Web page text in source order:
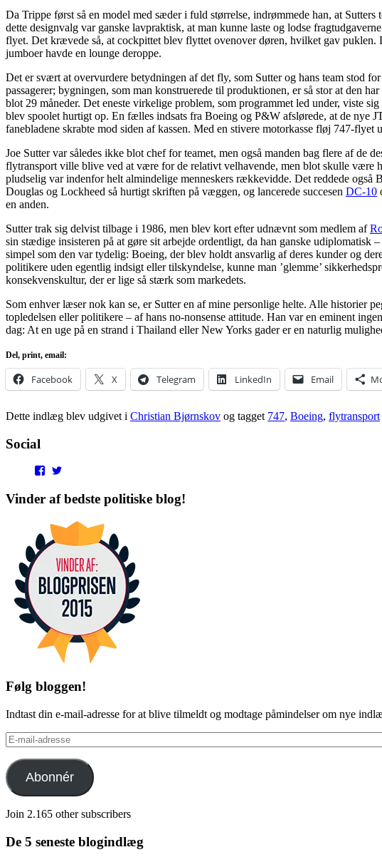
Da Trippe først så en model med sæder i fuld størrelse, indrømmede han, at
dette designvalg var ganske lavpraktisk, at man kunne laste og lodse
flyet. Det krævede så, at cockpittet blev flyttet ovenover døren, hvilket gav puklen.
jumboer havde en lounge deroppe.
Det er svært at overvurdere betydningen af det fly, som Sutter og hans team stod
passagerer; bygningen, som man konstruerede til produktionen, er så stor at den
blot 29 måneder. Det eneste virkelige problem, som programmet led under, viste
blev spoolet hurtigt op. En fælles indsats fra Boeing og P&W afslørede, at de nye
fanebladene skrabte mod siden af kassen. Med en stivere motorkasse fløj 747-flyet
Joe Sutter var således ikke blot chef for teamet, men også manden bag flere af de
flytransport ville blive ved at være for de relativt velhavende, men blot skulle være
pludselig var indenfor helt almindelige menneskers rækkevidde. Det reddede
Douglas og Lockheed så hurtigt skriften på væggen, og lancerede succesen DC-10
en anden.
Sutter trak sig delvist tilbage i 1986, men blev kort efter udnævnt som medlem af
sin stædige insisteren på at gøre sit arbejde ordentligt, da han ganske udiplomatisk
simpel som den var tydelig: Boeing, der blev holdt ansvarlig af deres kunder og
politikere uden egentlig indsigt eller tilskyndelse, kunne man ’glemme’
konsekvenskultur, der er lige så stærk som markedets.
Som enhver læser nok kan se, er Sutter en af mine personlige helte. Alle historier
topledelsen eller politikere – af hans no-nonsense attitude. Han var en eminent
dag: At en uge på en strand i Thailand eller New Yorks gader er en naturlig
Del, print, email:
Facebook X Telegram LinkedIn Email
Dette indlæg blev udgivet i Christian Bjørnskov og tagget 747, Boeing, flytransport
Social
View
profile
on
profile
on
Vinder af bedste politiske blog!
Følg bloggen!
Indtast din e-mail-adresse for at blive tilmeldt og modtage påmindelser om nye
E-
mail-
adresse
Abonnér
Join 2.165 other subscribers
De 5 seneste blogindlæg